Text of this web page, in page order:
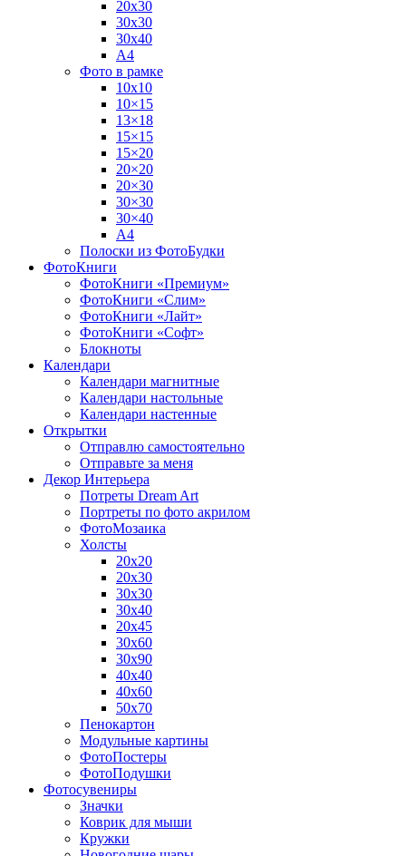
20х30
30х30
30х40
А4
Фото в рамке
10х10
10×15
13×18
15×15
15×20
20×20
20×30
30×30
30×40
A4
Полоски из ФотоБудки
ФотоКниги
ФотоКниги «Премиум»
ФотоКниги «Слим»
ФотоКниги «Лайт»
ФотоКниги «Софт»
Блокноты
Календари
Календари магнитные
Календари настольные
Календари настенные
Открытки
Отправлю самостоятельно
Отправьте за меня
Декор Интерьера
Потреты Dream Art
Портреты по фото акрилом
ФотоМозаика
Холсты
20х20
20х30
30х30
30х40
20х45
30х60
30х90
40х40
40х60
50х70
Пенокартон
Модульные картины
ФотоПостеры
ФотоПодушки
Фотоcувениры
Значки
Коврик для мыши
Кружки